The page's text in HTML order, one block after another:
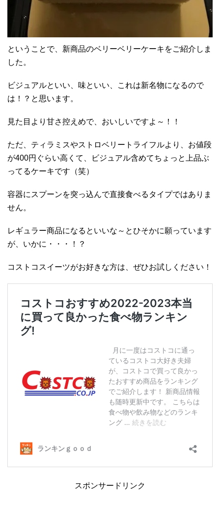
ということで、新商品のベリーベリーケーキをご紹介しま
した。
ビジュアルといい、味といい、これは新名物になるので
は！？と思います。
見た目より甘さ控えめで、おいしいですよ～！！
ただ、ティラミスやストロベリートライフルより、お値段
が400円ぐらい高くて、ビジュアル含めてちょっと上品ぶ
ってるケーキです（笑）
容器にスプーンを突っ込んで直接食べるタイプではありま
せん。
レギュラー商品になるといいな～とひそかに願っています
が、いかに・・・！？
コストコスイーツがお好きな方は、ぜひお試しください！
スポンサードリンク